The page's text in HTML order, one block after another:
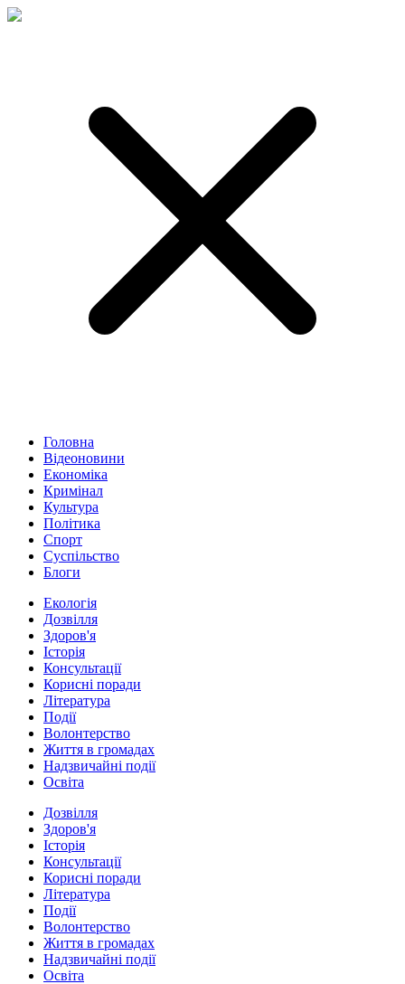
Головна
Відеоновини
Економіка
Кримінал
Культура
Політика
Спорт
Суспільство
Блоги
Екологія
Дозвілля
Здоров'я
Історія
Консультації
Корисні поради
Література
Події
Волонтерство
Життя в громадах
Надзвичайні події
Освіта
Дозвілля
Здоров'я
Історія
Консультації
Корисні поради
Література
Події
Волонтерство
Життя в громадах
Надзвичайні події
Освіта